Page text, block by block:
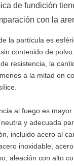
de fundición
con la
la partícula es
sin contenido de
resistencia, la
a la mitad en
al fuego es
y adecuada
incluido acero al
inoxidable,
aleación con alto